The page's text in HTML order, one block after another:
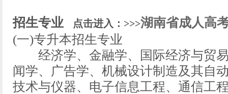
招生专业 点击进入：>>>湖南省成人高
(一)专升本招生专业
经济学、金融学、国际经济与贸易
闻学、广告学、机械设计制造及其自
技术与仪器、电子信息工程、通信工